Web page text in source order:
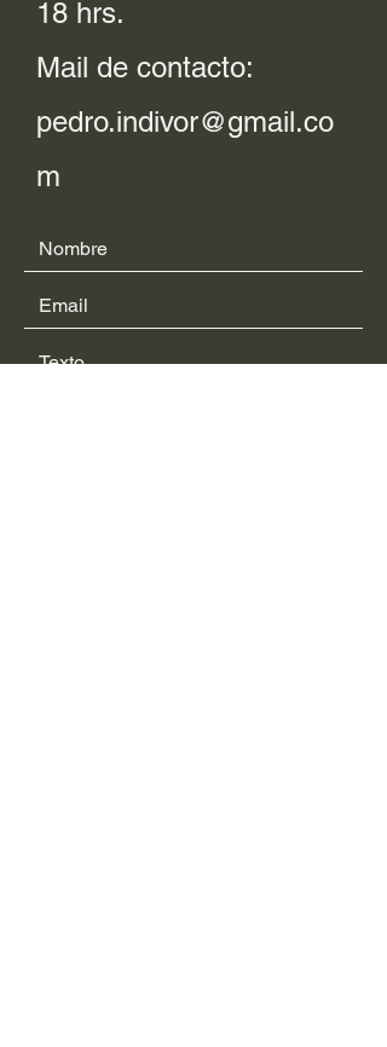
18 hrs.
Mail de contacto:
pedro.indivor@gmail.co
m